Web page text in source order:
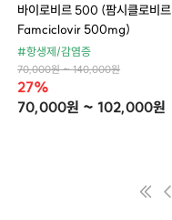
바이로비르 500 (팜시클로비르
Famciclovir 500mg)
#항생제/감염증
70,000원 ~ 140,000원
27%
70,000원 ~ 102,000원